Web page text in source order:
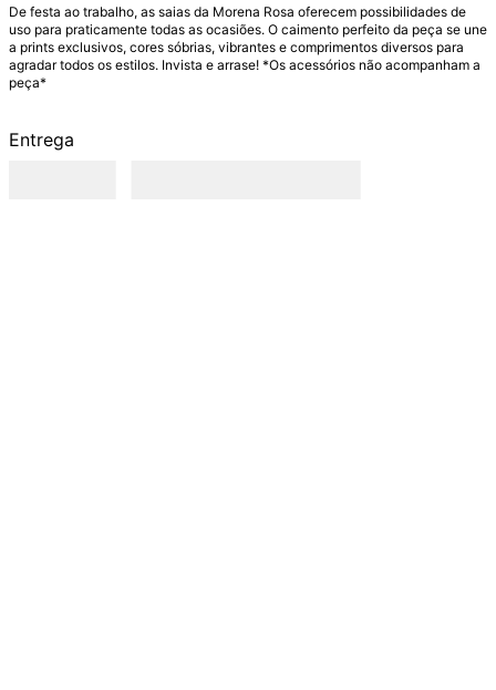
De festa ao trabalho, as saias da Morena Rosa oferecem possibilidades de
uso para praticamente todas as ocasiões. O caimento perfeito da peça se une
a prints exclusivos, cores sóbrias, vibrantes e comprimentos diversos para
agradar todos os estilos. Invista e arrase! *Os acessórios não acompanham a
peça*
Entrega